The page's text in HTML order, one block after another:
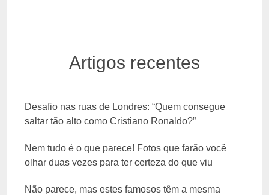
Artigos recentes
Desafio nas ruas de Londres: “Quem consegue
saltar tão alto como Cristiano Ronaldo?”
Nem tudo é o que parece! Fotos que farão você
olhar duas vezes para ter certeza do que viu
Não parece, mas estes famosos têm a mesma